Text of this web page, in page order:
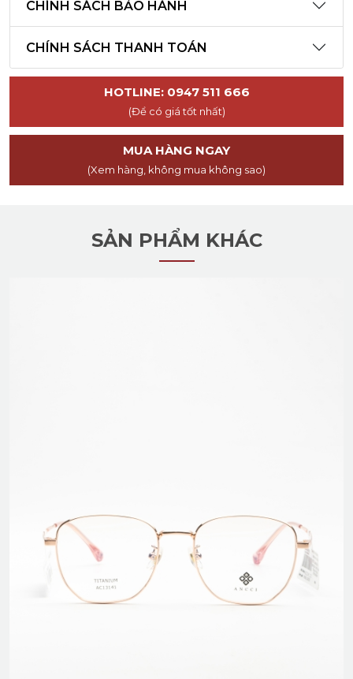
CHÍNH SÁCH BẢO HÀNH
CHÍNH SÁCH THANH TOÁN
HOTLINE: 0947 511 666
(Để có giá tốt nhất)
MUA HÀNG NGAY
(Xem hàng, không mua không sao)
SẢN PHẨM KHÁC